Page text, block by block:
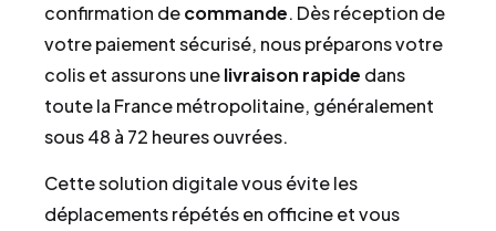
confirmation decommande. Dès réception de
votre paiement sécurisé, nous préparons votre
colis et assurons unelivraison rapide dans
toute la France métropolitaine, généralement
sous 48 à 72 heures ouvrées.
Cette solution digitale vous évite les
déplacements répétés en officine et vous